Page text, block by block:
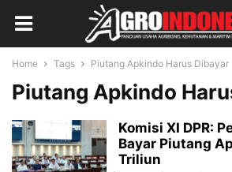
Home Tags Piutang Apkindo Harus Dibayar
Piutang Apkindo
Komisi XI DPR:
Bayar Piutang
Triliun